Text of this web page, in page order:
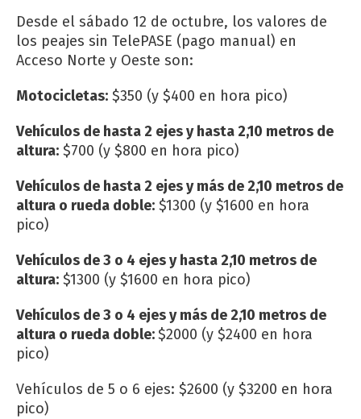
Desde el sábado 12 de octubre, los valores de
los peajes sin TelePASE (pago manual) en
Acceso Norte y Oeste son:
Motocicletas: $350 (y $400 en hora pico)
Vehículos de hasta 2 ejes y hasta 2,10 metros de
altura: $700 (y $800 en hora pico)
Vehículos de hasta 2 ejes y más de 2,10 metros de
altura o rueda doble: $1300 (y $1600 en hora
pico)
Vehículos de 3 o 4 ejes y hasta 2,10 metros de
altura: $1300 (y $1600 en hora pico)
Vehículos de 3 o 4 ejes y más de 2,10 metros de
altura o rueda doble:$2000 (y $2400 en hora
pico)
Vehículos de 5 o 6 ejes: $2600 (y $3200 en hora
pico)